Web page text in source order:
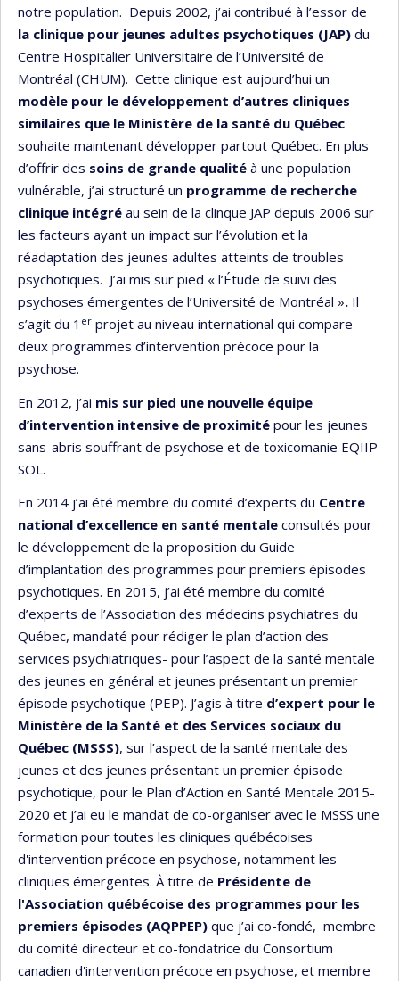
notre population. Depuis 2002, j’ai contribué à l’essor de
la clinique pour jeunes adultes psychotiques (JAP) du
Centre Hospitalier Universitaire de l’Université de
Montréal (CHUM). Cette clinique est aujourd’hui un
modèle pour le développement d’autres cliniques
similaires que le Ministère de la santé du Québec
souhaite maintenant développer partout Québec. En plus
d’offrir des soins de grande qualité à une population
vulnérable, j’ai structuré un programme de recherche
clinique intégré au sein de la clinque JAP depuis 2006 sur
les facteurs ayant un impact sur l’évolution et la
réadaptation des jeunes adultes atteints de troubles
psychotiques. J’ai mis sur pied « l’Étude de suivi des
psychoses émergentes de l’Université de Montréal ». Il
s’agit du 1 er projet au niveau international qui compare
deux programmes d’intervention précoce pour la
psychose.
En 2012, j’ai mis sur pied une nouvelle équipe
d’intervention intensive de proximité pour les jeunes
sans-abris souffrant de psychose et de toxicomanie EQIIP
SOL.
En 2014 j’ai été membre du comité d’experts du Centre
national d’excellence en santé mentale consultés pour
le développement de la proposition du Guide
d’implantation des programmes pour premiers épisodes
psychotiques. En 2015, j’ai été membre du comité
d’experts de l’Association des médecins psychiatres du
Québec, mandaté pour rédiger le plan d’action des
services psychiatriques- pour l’aspect de la santé mentale
des jeunes en général et jeunes présentant un premier
épisode psychotique (PEP). J’agis à titre d’expert pour le
Ministère de la Santé et des Services sociaux du
Québec (MSSS), sur l’aspect de la santé mentale des
jeunes et des jeunes présentant un premier épisode
psychotique, pour le Plan d’Action en Santé Mentale 2015-
2020 et j’ai eu le mandat de co-organiser avec le MSSS une
formation pour toutes les cliniques québécoises
d'intervention précoce en psychose, notamment les
cliniques émergentes. À titre de Présidente de
l'Association québécoise des programmes pour les
premiers épisodes (AQPPEP) que j’ai co-fondé, membre
du comité directeur et co-fondatrice du Consortium
canadien d'intervention précoce en psychose, et membre